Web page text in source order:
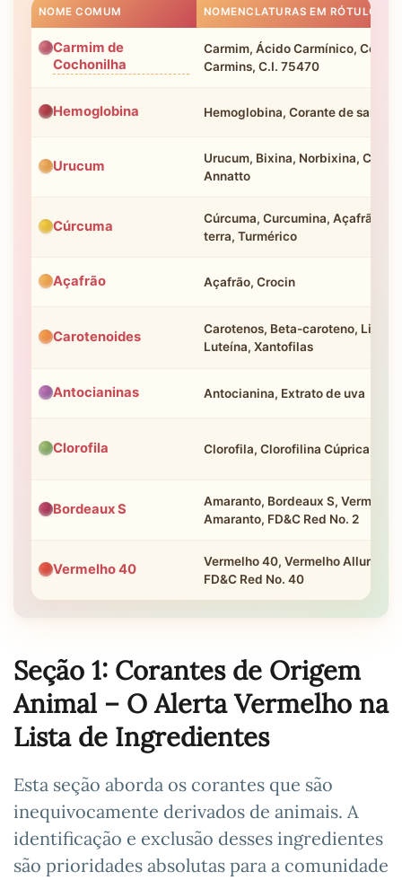
NOME COMUM NOMENCLATURAS EM RÓTULOS
Carmim de
Cochonilha
Carmim, Ácido Carmínico,
Carmins, C.I. 75470
Hemoglobina Hemoglobina, Corante de sangue
Urucum
Urucum, Bixina, Norbixina,
Annatto
Cúrcuma
Cúrcuma, Curcumina, Açafrão-
terra, Turmérico
Açafrão Açafrão, Crocin
Carotenoides
Carotenos, Beta-caroteno,
Luteína, Xantofilas
Antocianinas Antocianina, Extrato de uva
Clorofila Clorofila, Clorofilina Cúprica
Bordeaux S
Amaranto, Bordeaux S, Vermelho
Amaranto, FD&C Red No. 2
Vermelho 40
Vermelho 40, Vermelho Allura AC,
FD&C Red No. 40
Seção 1: Corantes de Origem
Animal – O Alerta Vermelho na
Lista de Ingredientes
Esta seção aborda os corantes que são
inequivocamente derivados de animais. A
identificação e exclusão desses ingredientes
são prioridades absolutas para a comunidade